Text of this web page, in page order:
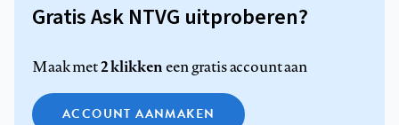
Gratis Ask NTVG uitproberen?
Maak met2 klikkeneen gratis account aan
ACCOUNT AANMAKEN